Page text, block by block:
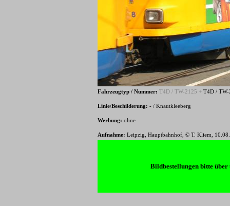
Fahrzeugtyp / Nummer: T4D / TW-2125 + T4D /
Linie/Beschilderung: - / Knautkleeberg
Werbung: ohne
Aufnahme: Leipzig, Hauptbahnhof, © T. Kliem,
Bildbestellungen bitte